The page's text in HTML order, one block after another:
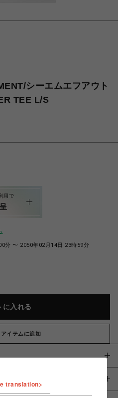
シーエムエフアウト
TEE L/S
用で
分 〜 2050年02月14日 23時59分
に入れる
イテムに追加
translation>